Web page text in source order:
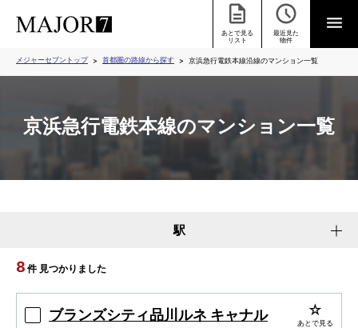
あとで見る
リスト
最近見た
物件
メジャーセブントップ 首都圏の路線から探す 京浜急行電鉄本線沿線のマンション一覧
京浜急行電鉄本線のマンション一覧
駅
8 件 見つかりました
ブランズシティ品川ルネ キャナル あとで見る